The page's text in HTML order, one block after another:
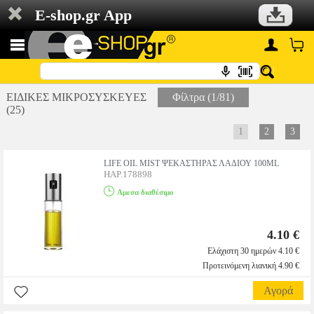
E-shop.gr App
ΕΙΔΙΚΕΣ ΜΙΚΡΟΣΥΣΚΕΥΕΣ
(25)
Φίλτρα (1/81)
1 2 3
LIFE OIL MIST ΨΕΚΑΣΤΗΡΑΣ ΛΑΔΙΟΥ 100ML
HAP.178898
Αμεσα διαθέσιμο
4.10 €
Ελάχιστη 30 ημερών 4.10 €
Προτεινόμενη λιανική 4.90 €
Αγορά